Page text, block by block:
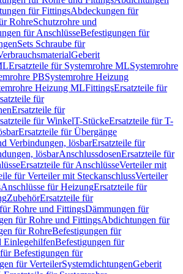
für FittingsAbdeckungen für
RohreSchutzrohre und
für AnschlüsseBefestigungen für
Sets Schraube für
Geberit
Ersatzteile für Systemrohre MLSystemrohre
PBSystemrohre Heizung
Heizung MLFittingsErsatzteile für
für
Ersatzteile für
für WinkelT-StückeErsatzteile für T-
Ersatzteile für Übergänge
Verbindungen, lösbarErsatzteile für
lösbarAnschlussdosenErsatzteile für
Ersatzteile für AnschlüsseVerteiler mit
für Verteiler mit SteckanschlussVerteiler
Anschlüsse für HeizungErsatzteile für
ZubehörErsatzteile für
Rohre und FittingsDämmungen für
für Rohre und FittingsAbdichtungen für
für RohreBefestigungen für
EinlegehilfenBefestigungen für
Befestigungen für
für VerteilerSystemdichtungenGeberit